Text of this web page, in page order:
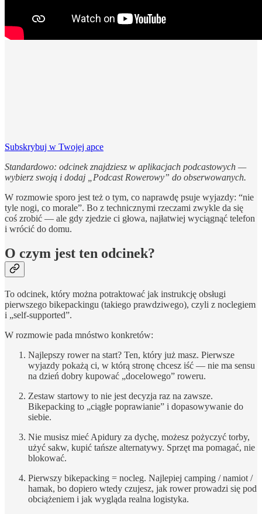
Subskrybuj w Twojej apce
Standardowo: odcinek znajdziesz w aplikacjach podcastowych —
wybierz swoją i dodaj „Podcast Rowerowy” do obserwowanych.
W rozmowie sporo jest też o tym, co naprawdę psuje wyjazdy: “nie
tyle nogi, co morale”. Bo z technicznymi rzeczami zwykle da się
coś zrobić — ale gdy zjedzie ci głowa, najłatwiej wyciągnąć telefon
i wrócić do domu.
O czym jest ten odcinek?
To odcinek, który można potraktować jak instrukcję obsługi
pierwszego bikepackingu (takiego prawdziwego), czyli z noclegiem
i „self-supported”.
W rozmowie pada mnóstwo konkretów:
Najlepszy rower na start? Ten, który już masz. Pierwsze
wyjazdy pokażą ci, w którą stronę chcesz iść — nie ma sensu
na dzień dobry kupować „docelowego” roweru.
Zestaw startowy to nie jest decyzja raz na zawsze.
Bikepacking to „ciągłe poprawianie” i dopasowywanie do
siebie.
Nie musisz mieć Apidury za dychę, możesz pożyczyć torby,
użyć sakw, kupić tańsze alternatywy. Sprzęt ma pomagać, nie
blokować.
Pierwszy bikepacking = nocleg. Najlepiej camping / namiot /
hamak, bo dopiero wtedy czujesz, jak rower prowadzi się pod
obciążeniem i jak wygląda realna logistyka.